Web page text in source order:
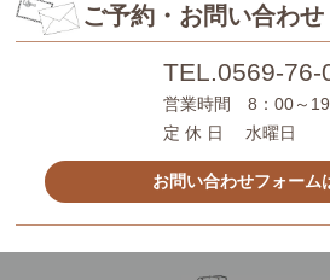
ご予約・お問い合わせ
TEL.0569-76-
営業時間 8：00～
定 休 日 水曜日
お問い合わせフォーム